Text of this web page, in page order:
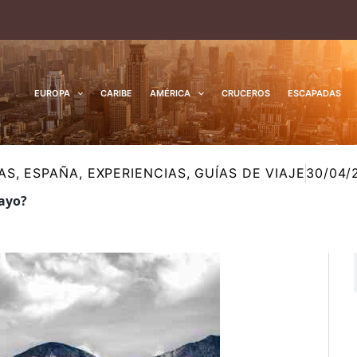
EUROPA CARIBE AMÉRICA CRUCEROS ESCAPADAS
, ESPAÑA, EXPERIENCIAS, GUÍAS DE VIAJE 30/04/